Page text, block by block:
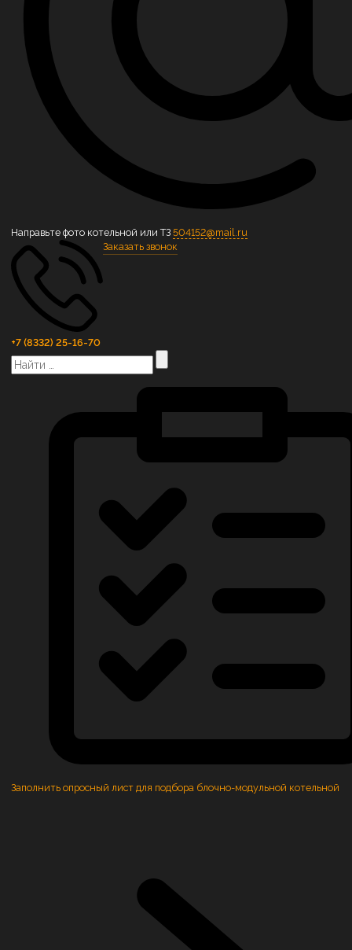
Направьте фото котельной или ТЗ 504152@mail.ru
+7 (8332) 25-16-70
Заказать звонок
Заполнить опросный лист для подбора блочно-модульной котельной